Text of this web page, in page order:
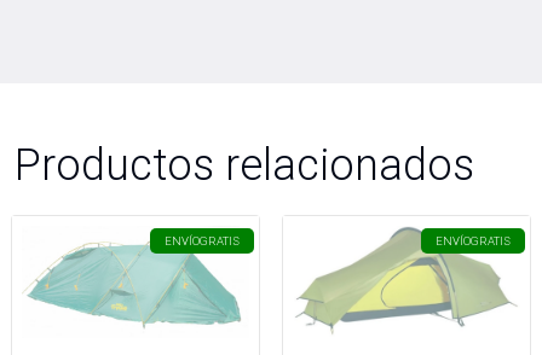
Productos relacionados
ENVÍOGRATIS ENVÍOGRATIS